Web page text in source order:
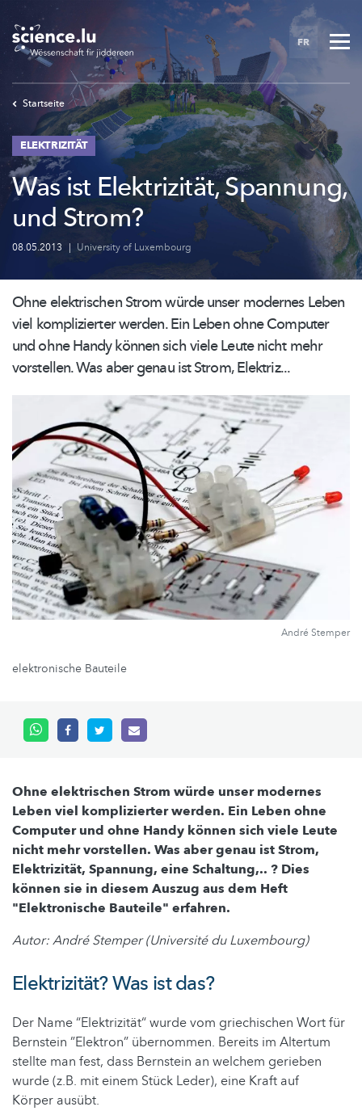
to
main
content
FR
Startseite
ELEKTRIZITÄT
Was ist Elektrizität, Spannung,
und Strom?
08.05.2013 | University of Luxembourg
Ohne elektrischen Strom würde unser modernes Leben
viel komplizierter werden. Ein Leben ohne Computer
und ohne Handy können sich viele Leute nicht mehr
vorstellen. Was aber genau ist Strom, Elektriz...
André Stemper
elektronische Bauteile
Ohne elektrischen Strom würde unser modernes
Leben viel komplizierter werden. Ein Leben ohne
Computer und ohne Handy können sich viele Leute
nicht mehr vorstellen. Was aber genau ist Strom,
Elektrizität, Spannung, eine Schaltung,.. ? Dies
können sie in diesem Auszug aus dem Heft
"Elektronische Bauteile" erfahren.
Autor: André Stemper (Université du Luxembourg)
Elektrizität? Was ist das?
Der Name “Elektrizität“ wurde vom griechischen Wort für
Bernstein ”Elektron” übernommen. Bereits im Altertum
stellte man fest, dass Bernstein an welchem gerieben
wurde (z.B. mit einem Stück Leder), eine Kraft auf
Körper ausübt.